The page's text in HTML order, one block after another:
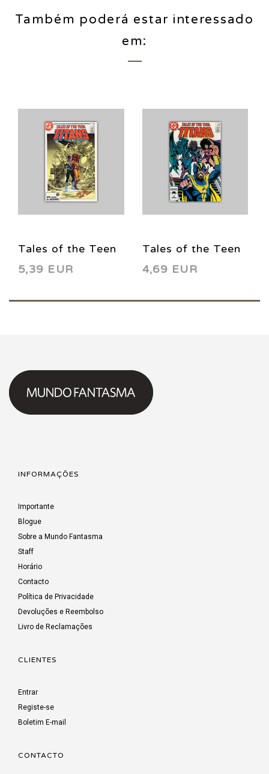
Também poderá estar interessado
em:
Tales of the Teen
Titans 73 1987
5,39 EUR
Tales of the Teen
Titans 84 1987
4,69 EUR
INFORMAÇÕES
Importante
Blogue
Sobre a Mundo Fantasma
Staff
Horário
Contacto
Política de Privacidade
Devoluções e Reembolso
Livro de Reclamações
CLIENTES
Entrar
Registe-se
Boletim E-mail
CONTACTO